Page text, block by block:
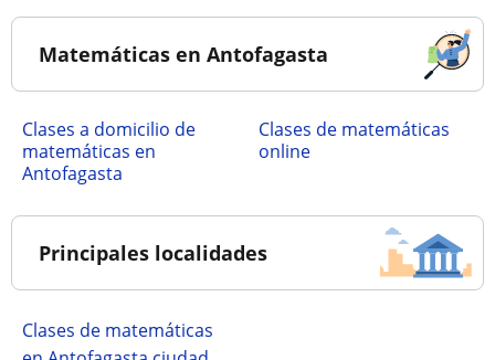
Matemáticas en Antofagasta
Clases a domicilio de
matemáticas en
Antofagasta
Clases de matemáticas
online
Principales localidades
Clases de matemáticas